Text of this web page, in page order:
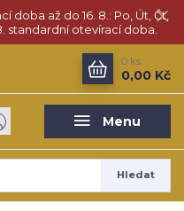
doba až do 16. 8.: Po, Út, Čt,
standardní otevírací doba.
Menu
Hledat
0 ks
0,00 Kč